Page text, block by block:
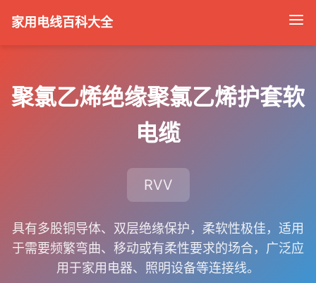
家用电线百科大全
聚氯乙烯绝缘聚氯乙烯护套软
电缆
RVV
具有多股铜导体、双层绝缘保护，柔软性极佳，适用
于需要频繁弯曲、移动或有柔性要求的场合，广泛应
用于家用电器、照明设备等连接线。